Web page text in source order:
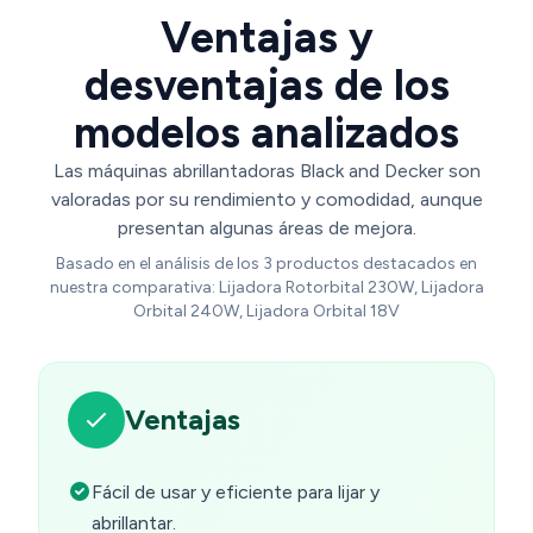
Ventajas y
desventajas de los
modelos analizados
Las máquinas abrillantadoras Black and Decker son
valoradas por su rendimiento y comodidad, aunque
presentan algunas áreas de mejora.
Basado en el análisis de los 3 productos destacados en
nuestra comparativa: Lijadora Rotorbital 230W, Lijadora
Orbital 240W, Lijadora Orbital 18V
Ventajas
Fácil de usar y eficiente para lijar y
abrillantar.